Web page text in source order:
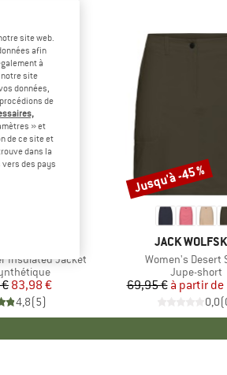
Insulated Jacket
group
Prix
Prix réduit
83,98 €
4,8(5)
MARQUE
JACK
Article
Women's Desert
Product
Jupe-short
Prix
69,95 € Prix
à partir de
0,0(
Remise
Jusqu'à -45 %
site web.
afin
à
site
données,
de
» et
de ce site et
dans la
des pays